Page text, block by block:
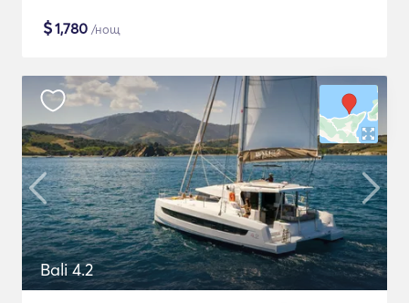
$1,780 /нощ
Bali 4.2